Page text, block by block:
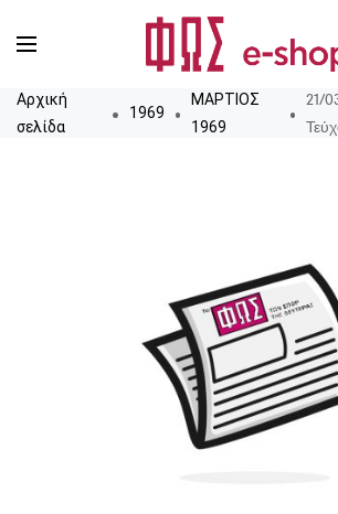
Αρχική
σελίδα
1969
ΜΑΡΤΙΟΣ
1969
21/